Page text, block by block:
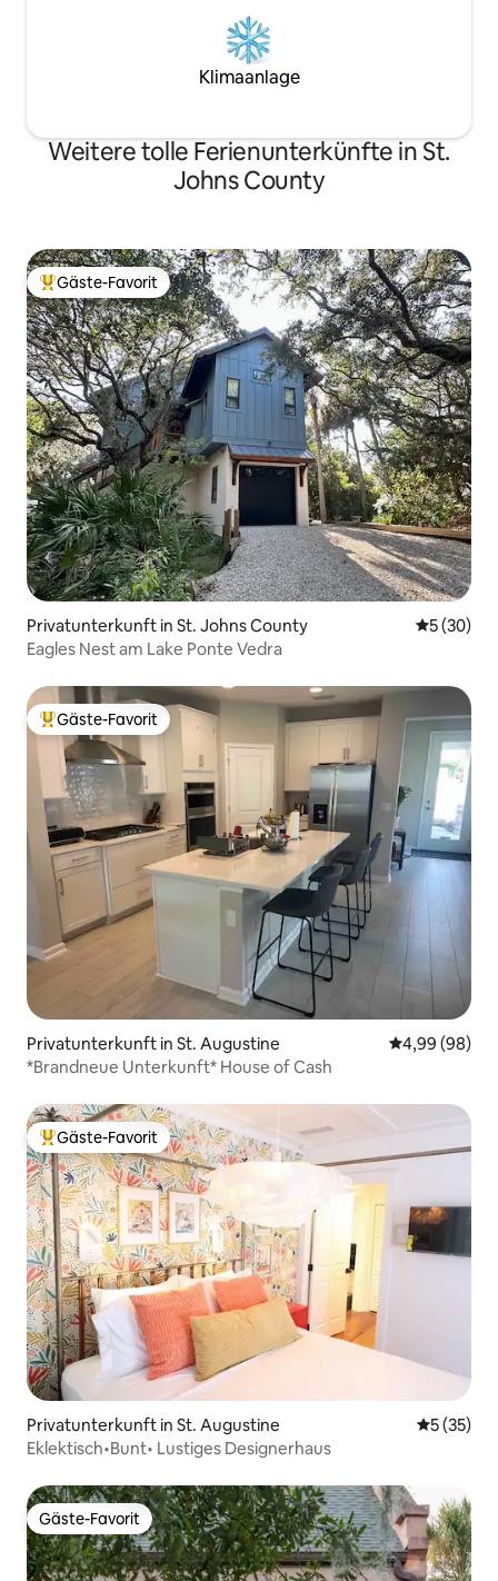
Klimaanlage
Weitere tolle Ferienunterkünfte in St.
Johns County
Beliebter Gäste-Favorit.
Gäste-Favorit
Privatunterkunft in St. Johns County
5 (30)
Eagles Nest am Lake Ponte Vedra
Beliebter Gäste-Favorit.
Gäste-Favorit
Privatunterkunft in St. Augustine
4,99 (98)
*Brandneue Unterkunft* House of Cash
Beliebter Gäste-Favorit.
Gäste-Favorit
Privatunterkunft in St. Augustine
5 (35)
Eklektisch•Bunt• Lustiges Designerhaus
Gäste-Favorit
Gäste-Favorit